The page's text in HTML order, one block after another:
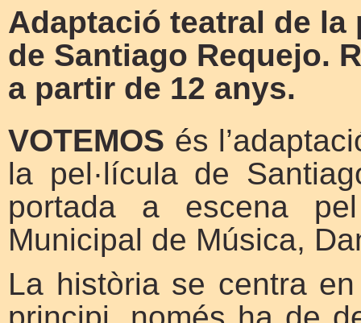
Adaptació teatral de la
de Santiago Requejo.
a partir de 12 anys.
VOTEMOS és
la pel·lícula de
portada a escena
Municipal de Música,
La història se centra